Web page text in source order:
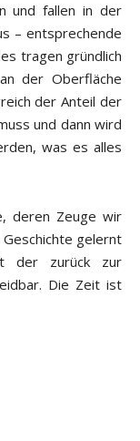
und fallen in der
– entsprechende
tragen gründlich
der Oberfläche
der Anteil der
und dann wird
was es alles
deren Zeuge wir
gelernt
der zurück zur
Die Zeit ist